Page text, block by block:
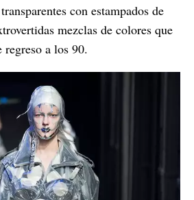
con estampados de
mezclas de colores que
regreso a los 90.